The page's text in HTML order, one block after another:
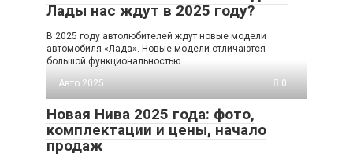
Лады нас ждут в 2025 году?
В 2025 году автолюбителей ждут новые модели
автомобиля «Лада». Новые модели отличаются
большой функциональностью
Авто 2025
0
Новая Нива 2025 года: фото,
комплектации и цены, начало
продаж